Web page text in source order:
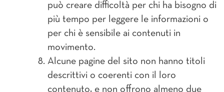
può creare difficoltà per chi ha bisogno di
più tempo per leggere le informazioni o
per chi è sensibile ai contenuti in
movimento.
Alcune pagine del sito non hanno titoli
descrittivi o coerenti con il loro
contenuto, e non offrono almeno due